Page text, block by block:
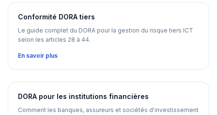
Conformité DORA tiers
Le guide complet du DORA pour la gestion du risque tiers ICT
selon les articles 28 à 44.
En savoir plus
DORA pour les institutions financières
Comment les banques, assureurs et sociétés d'investissement